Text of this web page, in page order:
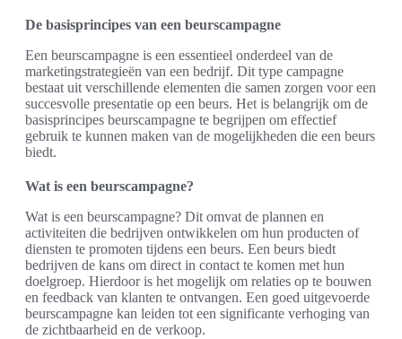
De basisprincipes van een beurscampagne
Een beurscampagne is een essentieel onderdeel van de
marketingstrategieën van een bedrijf. Dit type campagne
bestaat uit verschillende elementen die samen zorgen voor een
succesvolle presentatie op een beurs. Het is belangrijk om de
basisprincipes beurscampagne te begrijpen om effectief
gebruik te kunnen maken van de mogelijkheden die een beurs
biedt.
Wat is een beurscampagne?
Wat is een beurscampagne? Dit omvat de plannen en
activiteiten die bedrijven ontwikkelen om hun producten of
diensten te promoten tijdens een beurs. Een beurs biedt
bedrijven de kans om direct in contact te komen met hun
doelgroep. Hierdoor is het mogelijk om relaties op te bouwen
en feedback van klanten te ontvangen. Een goed uitgevoerde
beurscampagne kan leiden tot een significante verhoging van
de zichtbaarheid en de verkoop.